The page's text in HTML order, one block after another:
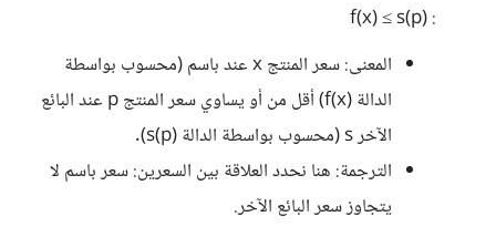
: f(x) ≤ s(p)
المعنى: سعر المنتج x عند باسم (محسوب بواسطة
الدالة f(x)) أقل من أو يساوي سعر المنتج p عند البائع
الآخر s (محسوب بواسطة الدالة s(p)).
الترجمة: هنا نحدد العلاقة بين السعرين: سعر باسم لا
يتجاوز سعر البائع الآخر.